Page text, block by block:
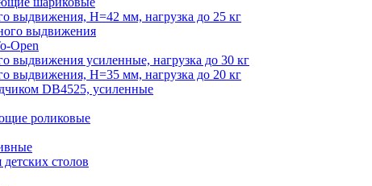
выдвижения, H=42 мм, нагрузка до 25 кг
выдвижения
Open
выдвижения усиленные, нагрузка до 30 кг
выдвижения, H=35 мм, нагрузка до 20 кг
DB4525, усиленные
роликовые
столов